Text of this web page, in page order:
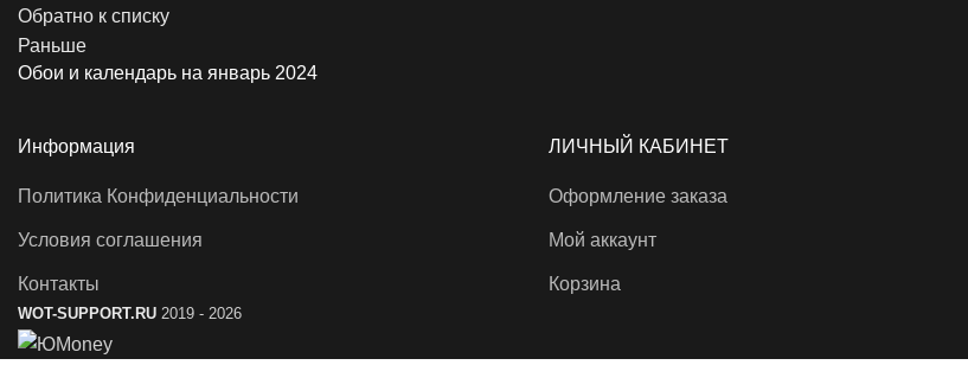
Обратно к списку
Раньше
Обои и календарь на январь 2024
Информация
Политика Конфиденциальности
Условия соглашения
Контакты
ЛИЧНЫЙ КАБИНЕТ
Оформление заказа
Мой аккаунт
Корзина
WOT-SUPPORT.RU 2019 - 2026